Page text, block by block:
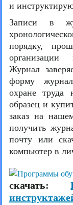
и
Записи в
порядку,
организации
Журнал
форму
охране труда
образец и
заказ на
получить
почту или
компьютер в
скачать: